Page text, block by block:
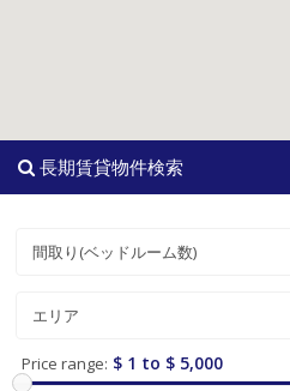
長期賃貸物件検索
間取り(ベッドルーム数)
エリア
Price range: $ 1 to $ 5,000